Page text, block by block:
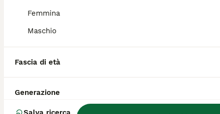
Femmina
Maschio
Fascia di età
Generazione
reputazione dell'allevatore e la posizione.
Affenpinscher?
Qual è il carattere del
Affenpinscher?